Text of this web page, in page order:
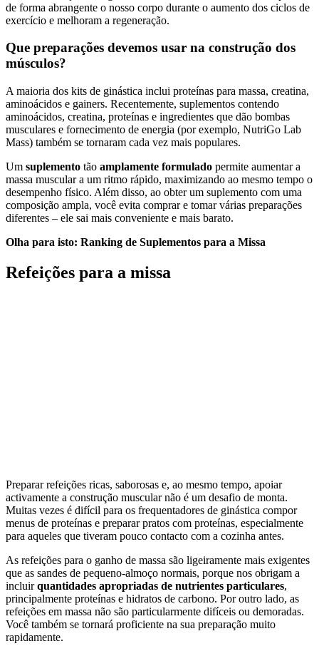
de forma abrangente o nosso corpo durante o aumento dos ciclos de
exercício e melhoram a regeneração.
Que preparações devemos usar na construção dos
músculos?
A maioria dos kits de ginástica inclui proteínas para massa, creatina,
aminoácidos e gainers. Recentemente, suplementos contendo
aminoácidos, creatina, proteínas e ingredientes que dão bombas
musculares e fornecimento de energia (por exemplo, NutriGo Lab
Mass) também se tornaram cada vez mais populares.
Um suplemento tão amplamente formulado permite aumentar a
massa muscular a um ritmo rápido, maximizando ao mesmo tempo o
desempenho físico. Além disso, ao obter um suplemento com uma
composição ampla, você evita comprar e tomar várias preparações
diferentes – ele sai mais conveniente e mais barato.
Olha para isto: Ranking de Suplementos para a Missa
Refeições para a missa
Preparar refeições ricas, saborosas e, ao mesmo tempo, apoiar
activamente a construção muscular não é um desafio de monta.
Muitas vezes é difícil para os frequentadores de ginástica compor
menus de proteínas e preparar pratos com proteínas, especialmente
para aqueles que tiveram pouco contacto com a cozinha antes.
As refeições para o ganho de massa são ligeiramente mais exigentes
que as sandes de pequeno-almoço normais, porque nos obrigam a
incluirquantidades apropriadas de nutrientes particulares,
principalmente proteínas e hidratos de carbono. Por outro lado, as
refeições em massa não são particularmente difíceis ou demoradas.
Você também se tornará proficiente na sua preparação muito
rapidamente.